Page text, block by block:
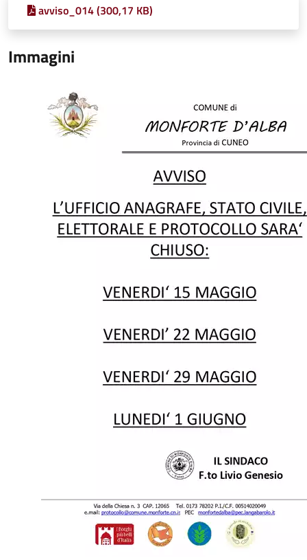
avviso_014 (300,17 KB)
Immagini